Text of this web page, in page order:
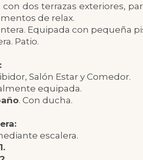
dos terrazas exteriores,
de relax.
Equipada con pequeña
Patio.
Salón Estar y Comedor.
equipada.
. Con ducha.
escalera.